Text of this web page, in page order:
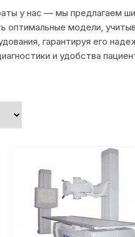
у нас — мы предлагаем
оптимальные модели,
гарантируя его
и удобства